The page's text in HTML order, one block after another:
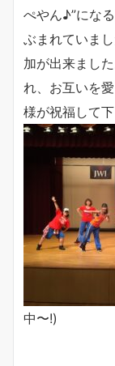
ぺやん♪”にな
ぶまれていま
加が出来まし
れ、お互いを
様が祝福して
中〜!)